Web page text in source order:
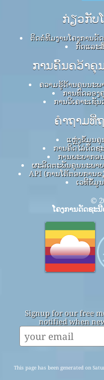
ກ່ຽວກັບ
ຕິດຕໍ່ທີມງານໂຄງການດັ
ກົດ​ແລະ​
ການຄົ້ນຄວ້າຄຸ
ຄວາມຮູ້ດ້ານຄຸນນະພ
ການທົດລອງ
ການວິເຄາະເຊັ
ຄໍາຖາມທີ່
ແຫຼ່ງຂໍ້ມູນຄຸ
ການຄິດໄລ່ດັດຊ
ການພະຍາກອ
ຜະລິດຕະພັນຄຸນນະພາ
API (ການໂຕ້ຕອບການ
ເວທີຂໍ້ມູ
©
ໂຄງການດັດຊະ
Signup for our free
notified when
This page has been generated on